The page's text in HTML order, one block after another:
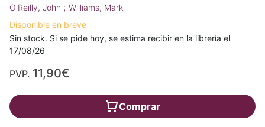
O'Reilly, John ; Williams, Mark
Disponible en breve
Sin stock. Si se pide hoy, se estima recibir en la librería el
17/08/26
PVP. 11,90€
Comprar